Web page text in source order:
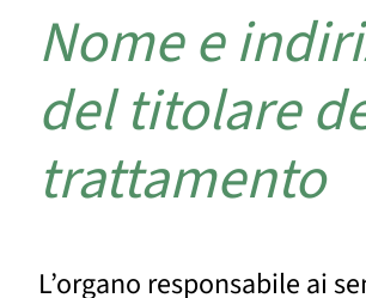
Nome e
del titolare
trattamento
L’organo responsabile ai